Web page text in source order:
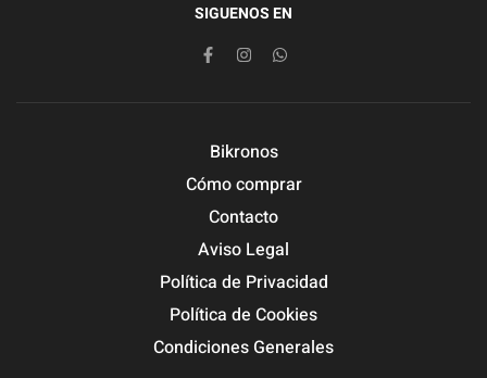
SIGUENOS EN
Bikronos
Cómo comprar
Contacto
Aviso Legal
Política de Privacidad
Política de Cookies
Condiciones Generales